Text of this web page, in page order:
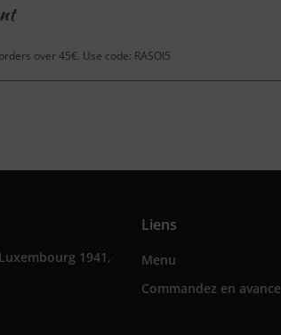
over 45€. Use code: RASOI5
1941,
Liens
Menu
Commandez en avance